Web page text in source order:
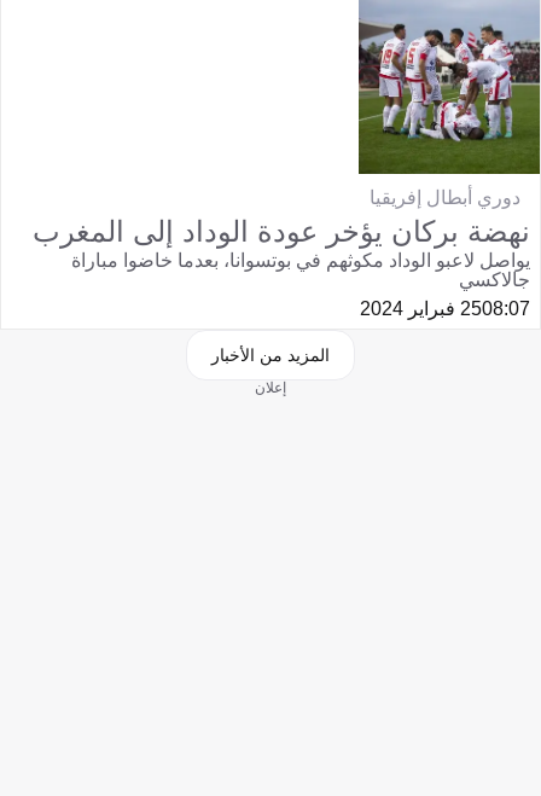
دوري أبطال إفريقيا
نهضة بركان يؤخر عودة الوداد إلى المغرب
يواصل لاعبو الوداد مكوثهم في بوتسوانا، بعدما خاضوا مباراة
جالاكسي
08:0725 فبراير 2024
المزيد من الأخبار
إعلان